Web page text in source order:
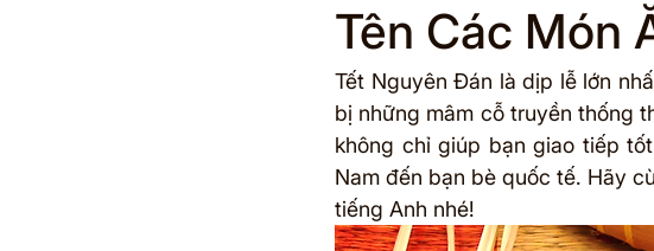
Xu hướng học tập Sách Tết
Summer Bridge Back to school
Tên Các Món
Tết Nguyên Đán là dịp lễ lớn
bị những mâm cỗ truyền thống
không chỉ giúp bạn giao tiếp
Nam đến bạn bè quốc tế. Hãy
tiếng Anh nhé!